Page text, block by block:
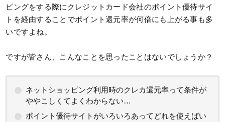
ピングをする際にクレジットカード会社のポイント優待サイ
トを経由することでポイント還元率が何倍にも上がる事も多
いですよね。
ですが皆さん、こんなことを思ったことはないでしょうか？
ネットショッピング利用時のクレカ還元率って条件が
ややこしくてよくわからない…
ポイント優待サイトがいろいろあってどれを使えばい